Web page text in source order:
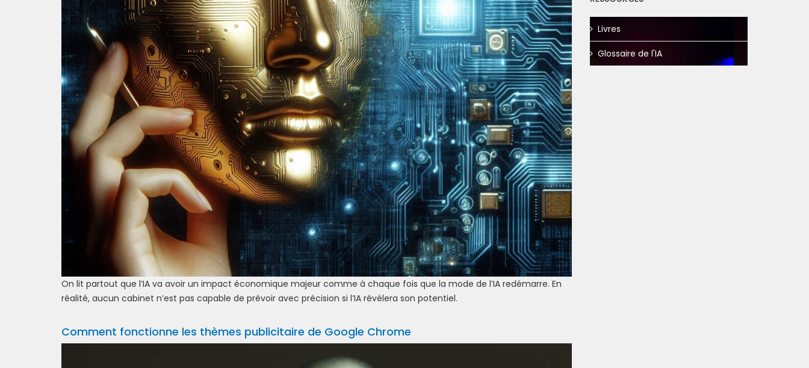
On lit partout que l’IA va avoir un impact économique majeur comme à chaque fois que la mode de l’IA redémarre. En
réalité, aucun cabinet n’est pas capable de prévoir avec précision si l’IA révèlera son potentiel.
Comment fonctionne les thèmes publicitaire de Google Chrome
Livres
Glossaire de l'IA